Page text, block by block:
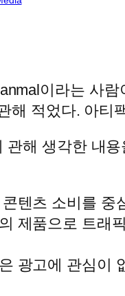
이라는 사
해 적었다. 아티
관해 생각한 내
텐츠 소비를
제품으로 트래
광고에 관심이